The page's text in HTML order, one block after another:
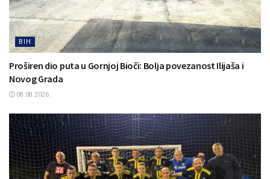
BIH
Proširen dio puta u Gornjoj Bioči: Bolja povezanost Ilijaša i
Novog Grada
08.08.2026.